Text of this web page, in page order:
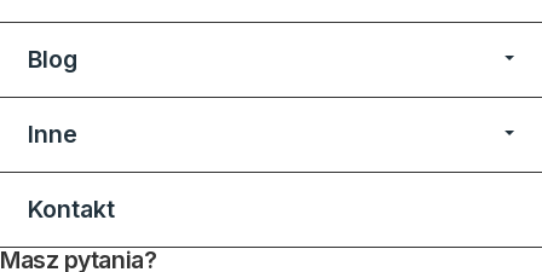
Blog
Inne
Kontakt
Masz pytania?